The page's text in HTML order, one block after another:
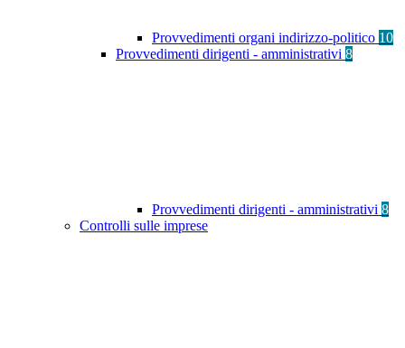
Provvedimenti organi indirizzo-politico 10
Provvedimenti dirigenti - amministrativi 8
Provvedimenti dirigenti - amministrativi 8
Controlli sulle imprese